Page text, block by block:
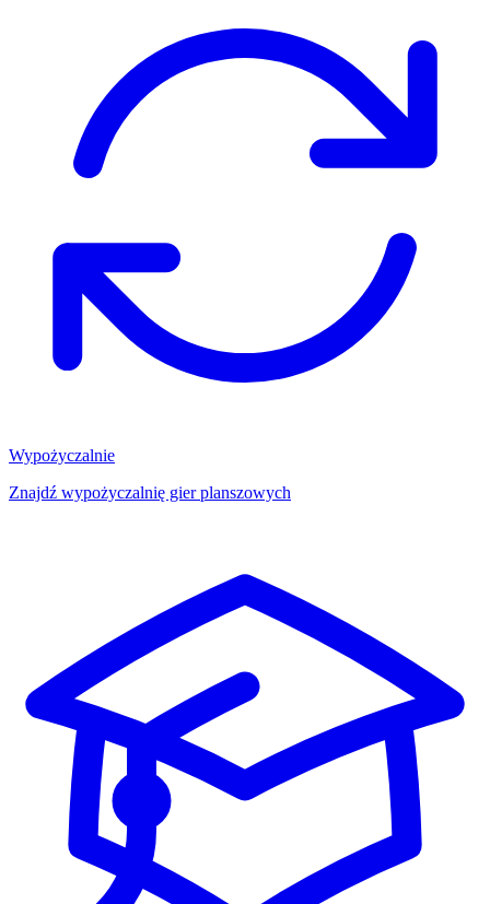
Wypożyczalnie
Znajdź wypożyczalnię gier planszowych